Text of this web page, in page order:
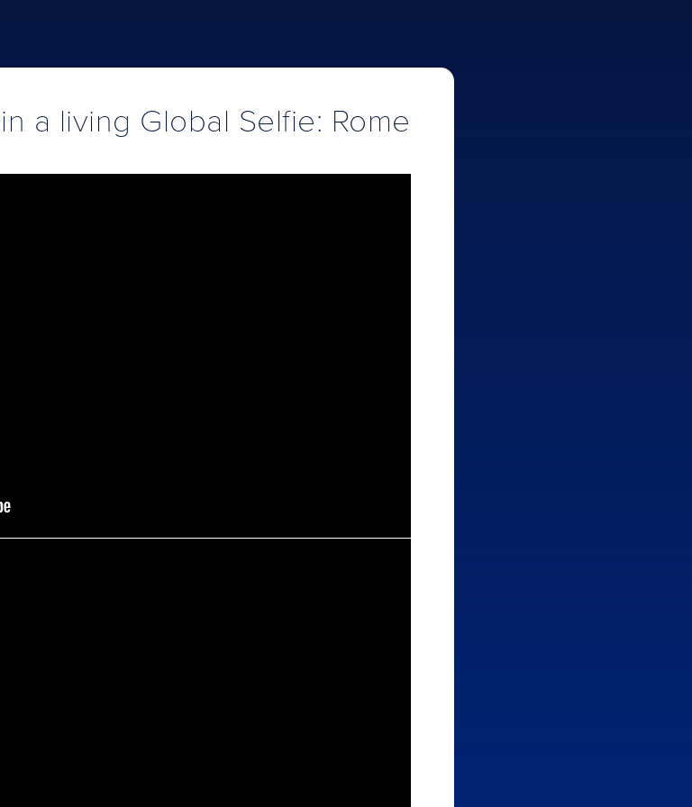
in a living Global Selfie: Rome